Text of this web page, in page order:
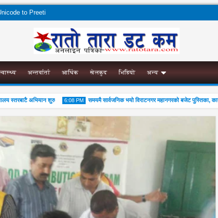
to Preeti
अन्तर्वार्ता आर्थिक खेलकुद भिडियो अन्य
अभियान शुरु 6:08 PM
04 2026
समयमै सार्वजनिक भयो विराटनगर महानगरको बजेट पुस्तिका,